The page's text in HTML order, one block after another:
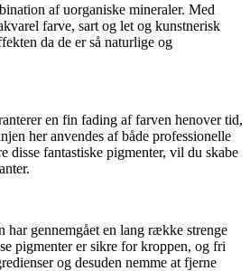
af uorganiske mineraler. Med
farve, sart og let og kunstnerisk
da de er så naturlige og
en fin fading af farven henover tid,
her anvendes af både professionelle
disse fantastiske pigmenter, vil du skabe
gennemgået en lang række strenge
pigmenter er sikre for kroppen, og fri
og desuden nemme at fjerne